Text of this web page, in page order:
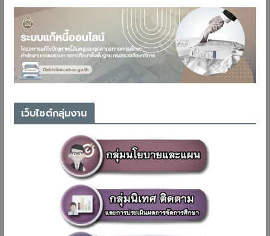
เว็บไซต์กลุ่มงาน